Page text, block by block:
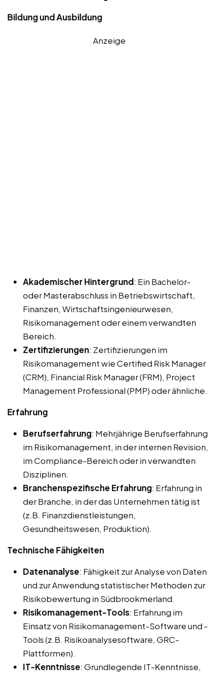
Bildung und Ausbildung
Anzeige
Akademischer Hintergrund: Ein Bachelor-
oder Masterabschluss in Betriebswirtschaft,
Finanzen, Wirtschaftsingenieurwesen,
Risikomanagement oder einem verwandten
Bereich.
Zertifizierungen: Zertifizierungen im
Risikomanagement wie Certified Risk Manager
(CRM), Financial Risk Manager (FRM), Project
Management Professional (PMP) oder ähnliche.
Erfahrung
Berufserfahrung: Mehrjährige Berufserfahrung
im Risikomanagement, in der internen Revision,
im Compliance-Bereich oder in verwandten
Disziplinen.
Branchenspezifische Erfahrung: Erfahrung in
der Branche, in der das Unternehmen tätig ist
(z.B. Finanzdienstleistungen,
Gesundheitswesen, Produktion).
Technische Fähigkeiten
Datenanalyse: Fähigkeit zur Analyse von Daten
und zur Anwendung statistischer Methoden zur
Risikobewertung in Südbrookmerland.
Risikomanagement-Tools: Erfahrung im
Einsatz von Risikomanagement-Software und -
Tools (z.B. Risikoanalysesoftware, GRC-
Plattformen).
IT-Kenntnisse: Grundlegende IT-Kenntnisse,